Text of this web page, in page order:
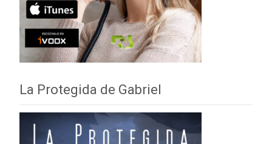
La Protegida de Gabriel